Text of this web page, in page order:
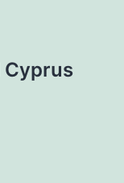
Cyprus